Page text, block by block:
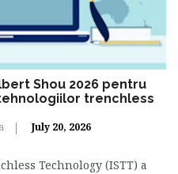
Shou 2026 pentru
trenchless
July 20, 2026
Technology (ISTT) a